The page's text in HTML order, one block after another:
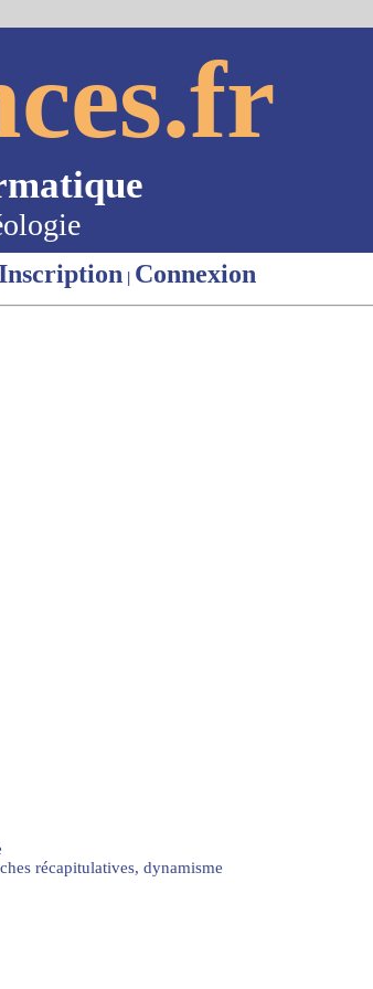
| Connexion
récapitulatives, dynamisme